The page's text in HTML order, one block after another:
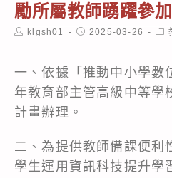
勵所屬教師踴躍參
Postklgsh01
Post2025-03-26
一、依據「推動中小學數
年教育部主管高級中等學
計畫辦理。
二、為提供教師備課便利
學生運用資訊科技提升學